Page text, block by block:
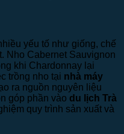
yếu tố như giống, chế
Nho Cabernet Sauvignon
khi Chardonnay lại
trồng nho tại nhà máy
ra nguồn nguyên liệu
góp phần vào du lịch Trà
quy trình sản xuất và